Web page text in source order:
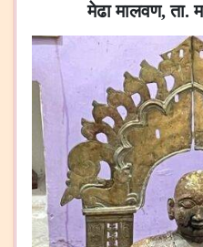
मेढा मालवण, ता.